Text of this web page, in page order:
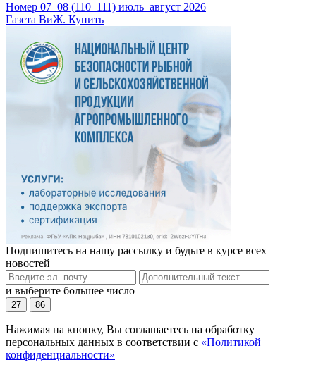
Номер 07–08 (110–111) июль–август 2026
Газета ВиЖ. Купить
Подпишитесь на нашу рассылку и будьте в курсе всех
новостей
и выберите большее число
27 86
Нажимая на кнопку, Вы соглашаетесь на обработку
персональных данных в соответствии с «Политикой
конфиденциальности»